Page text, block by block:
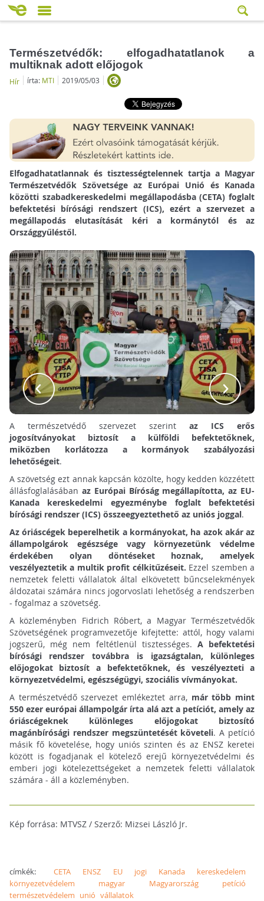
Természetvédők: elfogadhatatlanok a
multiknak adott előjogok
Hír írta: MTI 2019/05/03
Elfogadhatatlannak és tisztességtelennek tartja a Magyar
Természetvédők Szövetsége az Európai Unió és Kanada
közötti szabadkereskedelmi megállapodásba (CETA) foglalt
befektetési bírósági rendszert (ICS), ezért a szervezet a
megállapodás elutasítását kéri a kormánytól és az
Országgyűléstől.
A természetvédő szervezet szerintaz ICS erős
jogosítványokat biztosít a külföldi befektetőknek,
miközben korlátozza a kormányok szabályozási
lehetőségeit.
A szövetség ezt annak kapcsán közölte, hogy kedden közzétett
állásfoglalásában az Európai Bíróság megállapította, az EU-
Kanada kereskedelmi egyezménybe foglalt befektetési
bírósági rendszer (ICS) összeegyeztethető az uniós joggal.
Az óriáscégek beperelhetik a kormányokat, ha azok akár az
állampolgárok egészsége vagy környezetünk védelme
érdekében olyan döntéseket hoznak, amelyek
veszélyeztetik a multik profit célkitűzéseit. Ezzel szemben a
nemzetek feletti vállalatok által elkövetett bűncselekmények
áldozatai számára nincs jogorvoslati lehetőség a rendszerben
- fogalmaz a szövetség.
A közleményben Fidrich Róbert, a Magyar Természetvédők
Szövetségének programvezetője kifejtette: attól, hogy valami
jogszerű, még nem feltétlenül tisztességes. A befektetési
bírósági rendszer továbbra is igazságtalan, különleges
előjogokat biztosít a befektetőknek, és veszélyezteti a
környezetvédelmi, egészségügyi, szociális vívmányokat.
A természetvédő szervezet emlékeztet arra, már több mint
550 ezer európai állampolgár írta alá azt a petíciót, amely az
óriáscégeknek különleges előjogokat biztosító
magánbírósági rendszer megszüntetését követeli. A petíció
másik fő követelése, hogy uniós szinten és az ENSZ keretei
között is fogadjanak el kötelező erejű környezetvédelmi és
emberi jogi kötelezettségeket a nemzetek feletti vállalatok
számára - áll a közleményben.
Kép forrása: MTVSZ / Szerző: Mizsei László Jr.
címkék:CETA ENSZ EU jogi Kanada
kereskedelem
környezetvédelem
magyar Magyarország
petíció
természetvédelem unió vállalatok